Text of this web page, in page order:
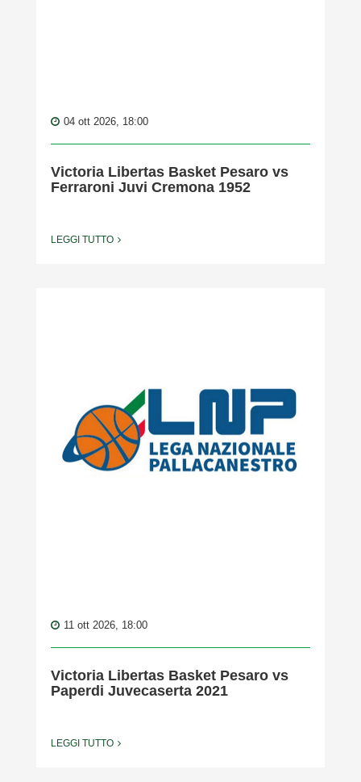
04 ott 2026, 18:00
Victoria Libertas Basket Pesaro vs
Ferraroni Juvi Cremona 1952
LEGGI TUTTO
11 ott 2026, 18:00
Victoria Libertas Basket Pesaro vs
Paperdi Juvecaserta 2021
LEGGI TUTTO